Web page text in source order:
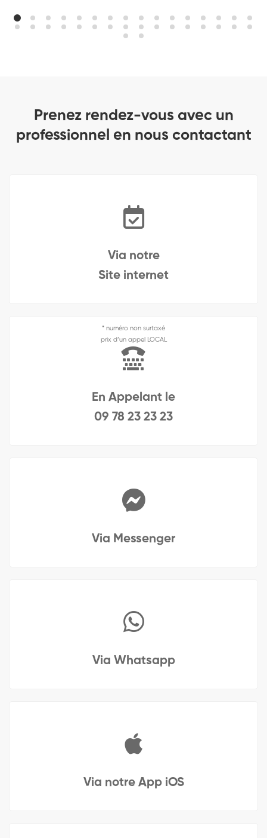
Prenez rendez-vous avec un
professionnel en nous contactant
Via notre
Site internet
* numéro non surtaxé
prix d’un appel LOCAL
En Appelant le
09 78 23 23 23
Via Messenger
Via Whatsapp
Via notre App iOS